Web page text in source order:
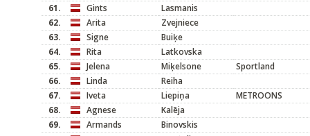
61.
Gints
Lasmanis
62.
Arita
Zvejniece
63.
Signe
Buiķe
64.
Rita
Latkovska
65.
Jelena Miķelsone
Sportland
66.
Linda
Reiha
67.
Iveta Liepiņa
METROONS
68.
Agnese
Kalēja
69.
Armands
Binovskis